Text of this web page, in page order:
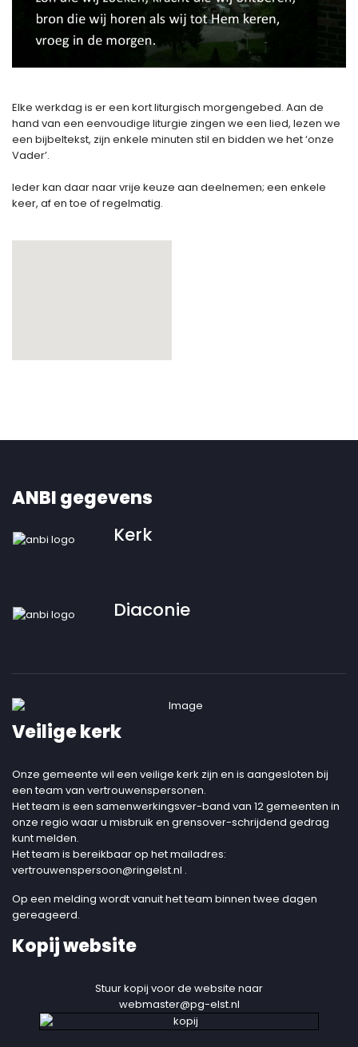
Elke werkdag is er een kort liturgisch morgengebed. Aan de
hand van een eenvoudige liturgie zingen we een lied, lezen we
een bijbeltekst, zijn enkele minuten stil en bidden we het ‘onze
Vader’.
Ieder kan daar naar vrije keuze aan deelnemen; een enkele
keer, af en toe of regelmatig.
ANBI gegevens
Kerk
Diaconie
Veilige kerk
Onze gemeente wil een veilige kerk zijn en is aangesloten bij
een team van vertrouwenspersonen.
Het team is een samenwerkingsver-band van 12 gemeenten in
onze regio waar u misbruik en grensover-schrijdend gedrag
kunt melden.
Het team is bereikbaar op het mailadres:
vertrouwenspersoon@ringelst.nl .
Op een melding wordt vanuit het team binnen twee dagen
gereageerd.
Kopij website
Stuur kopij voor de website naar
webmaster@pg-elst.nl